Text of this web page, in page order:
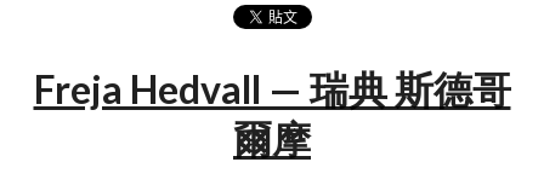
Freja Hedvall — 瑞典 斯德哥
爾摩